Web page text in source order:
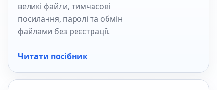
великі файли, тимчасові
посилання, паролі та обмін
файлами без реєстрації.
Читати посібник